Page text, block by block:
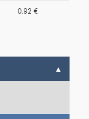
0.92 €
▲